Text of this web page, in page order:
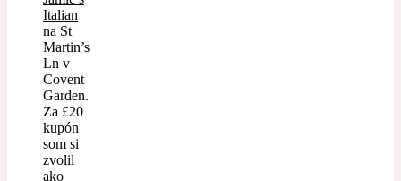
Italian
na St
Martin’s
Ln v
Covent
Garden.
Za £20
kupón
som si
zvolil
ako